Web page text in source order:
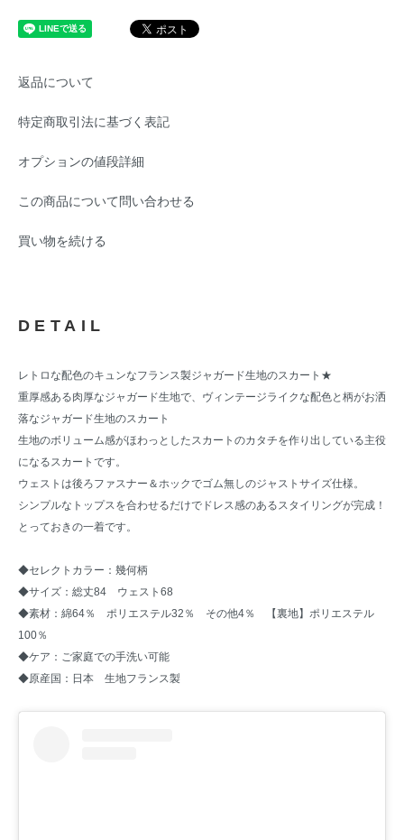
返品について
特定商取引法に基づく表記
オプションの値段詳細
この商品について問い合わせる
買い物を続ける
DETAIL
レトロな配色のキュンなフランス製ジャガード生地のスカート★
重厚感ある肉厚なジャガード生地で、ヴィンテージライクな配色と柄がお洒
落なジャガード生地のスカート
生地のボリューム感がほわっとしたスカートのカタチを作り出している主役
になるスカートです。
ウェストは後ろファスナー＆ホックでゴム無しのジャストサイズ仕様。
シンプルなトップスを合わせるだけでドレス感のあるスタイリングが完成！
とっておきの一着です。
◆セレクトカラー：幾何柄
◆サイズ：総丈84 ウェスト68
◆素材：綿64％ ポリエステル32％ その他4％ 【裏地】ポリエステル
100％
◆ケア：ご家庭での手洗い可能
◆原産国：日本 生地フランス製